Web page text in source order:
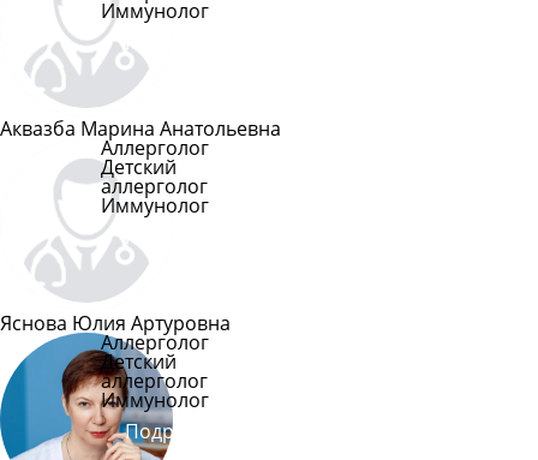
Иммунолог
Подробнее
Аквазба Марина Анатольевна
Аллерголог
Детский
аллерголог
Иммунолог
Подробнее
Яснова Юлия Артуровна
Аллерголог
Детский
аллерголог
Иммунолог
Подробнее